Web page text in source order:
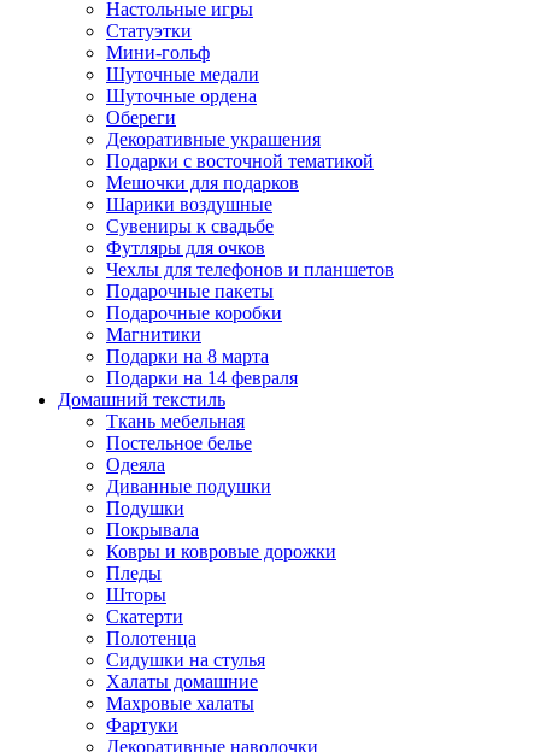
Настольные игры
Статуэтки
Мини-гольф
Шуточные медали
Шуточные ордена
Обереги
Декоративные украшения
Подарки с восточной тематикой
Мешочки для подарков
Шарики воздушные
Сувениры к свадьбе
Футляры для очков
Чехлы для телефонов и планшетов
Подарочные пакеты
Подарочные коробки
Магнитики
Подарки на 8 марта
Подарки на 14 февраля
Домашний текстиль
Ткань мебельная
Постельное белье
Одеяла
Диванные подушки
Подушки
Покрывала
Ковры и ковровые дорожки
Пледы
Шторы
Скатерти
Полотенца
Сидушки на стулья
Халаты домашние
Махровые халаты
Фартуки
Декоративные наволочки